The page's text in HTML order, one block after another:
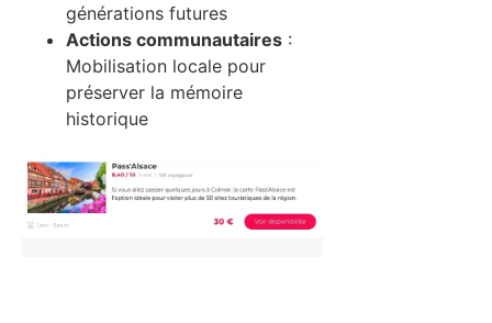
générations futures
Actions communautaires :
Mobilisation locale pour
préserver la mémoire
historique